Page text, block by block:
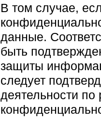
В том случае,
данные.
быть
защиты
следует
деятельности по